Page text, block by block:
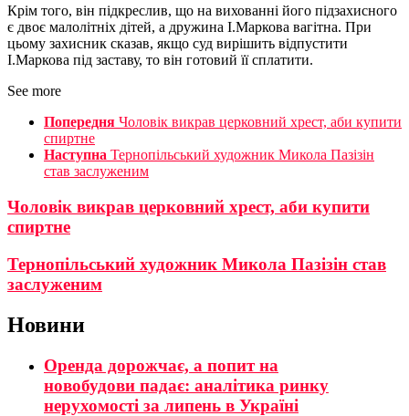
Крім того, він підкреслив, що на вихованні його підзахисного
є двоє малолітніх дітей, а дружина І.Маркова вагітна. При
цьому захисник сказав, якщо суд вирішить відпустити
І.Маркова під заставу, то він готовий її сплатити.
See more
Попередня Чоловік викрав церковний хрест, аби купити
спиртне
Наступна Тернопільський художник Микола Пазізін
став заслуженим
Чоловік викрав церковний хрест, аби купити
спиртне
Тернопільський художник Микола Пазізін став
заслуженим
Новини
Оренда дорожчає, а попит на
новобудови падає: аналітика ринку
нерухомості за липень в Україні